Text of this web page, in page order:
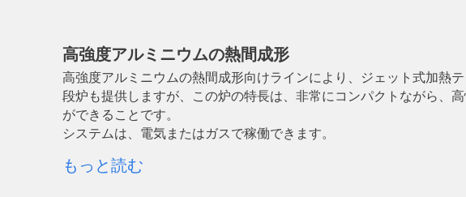
高強度アルミニウムの熱間成形
高強度アルミニウムの熱間成形向けラインにより、ジェット式加熱
段炉も提供しますが、この炉の特長は、非常にコンパクトながら、
ができることです。
システムは、電気またはガスで稼働できます。
もっと読む